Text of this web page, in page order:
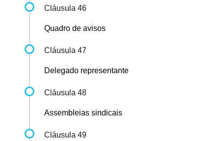
Cláusula 46
Quadro de avisos
Cláusula 47
Delegado representante
Cláusula 48
Assembleias sindicais
Cláusula 49